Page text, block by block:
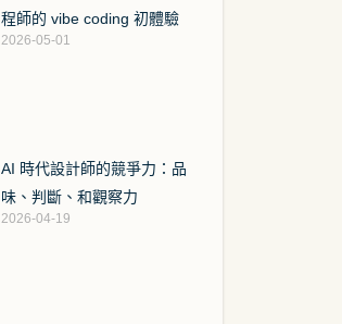
程師的 vibe coding 初體驗
2026-05-01
AI 時代設計師的競爭力：品
味、判斷、和觀察力
2026-04-19